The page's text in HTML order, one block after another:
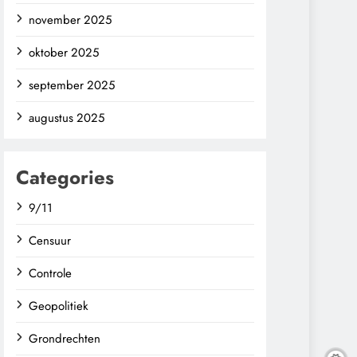
november 2025
oktober 2025
september 2025
augustus 2025
Categories
9/11
Censuur
Controle
Geopolitiek
Grondrechten